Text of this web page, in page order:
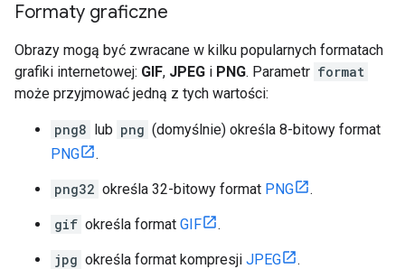
Formaty graficzne
Obrazy mogą być zwracane w kilku popularnych formatach
grafiki internetowej: GIF, JPEG i PNG. Parametr format
może przyjmować jedną z tych wartości:
png8 lub png (domyślnie) określa 8-bitowy format
PNG
.
png32 określa 32-bitowy format PNG .
gif określa format GIF .
jpg określa format kompresji JPEG
.